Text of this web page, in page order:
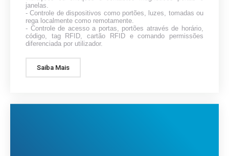
janelas.
- Controle de dispositivos como portões, luzes, tomadas ou
rega localmente como remotamente.
- Controle de acesso a portas, portões através de horário,
código, tag RFID, cartão RFID e comando permissões
diferenciada por utilizador.
Saiba Mais